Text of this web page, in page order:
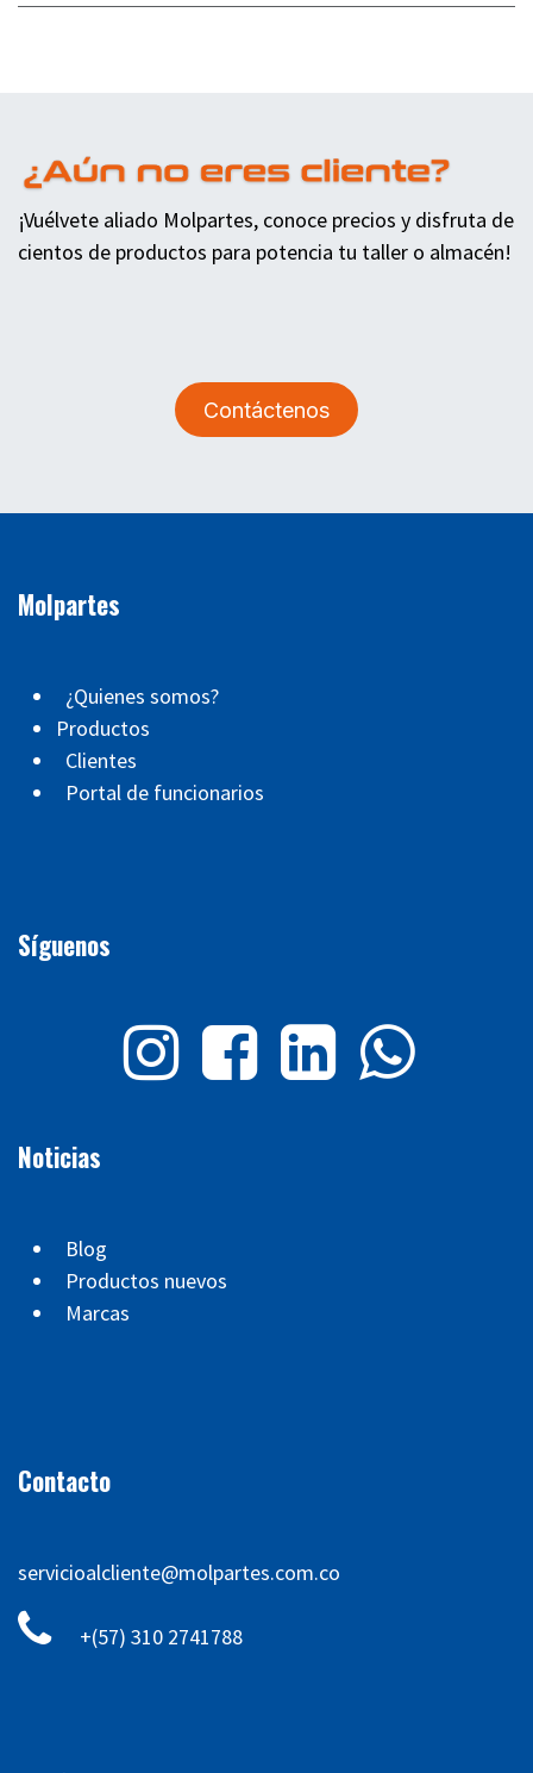
¡Vuélvete aliado Molpartes, conoce precios y disfruta de
cientos de productos para potencia tu taller o almacén!
Contáctenos
Molpartes
¿Quienes somos?
Productos
Clientes
Portal de funcionarios
Síguenos
Noticias
Blog
Productos nuevos
Marcas
Contacto
servicioalcliente@molpartes.com.co
+(57) 310 2741788